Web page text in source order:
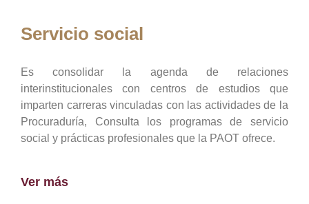
Servicio social
Es consolidar la agenda de relaciones
interinstitucionales con centros de estudios que
imparten carreras vinculadas con las actividades de la
Procuraduría, Consulta los programas de servicio
social y prácticas profesionales que la PAOT ofrece.
Ver más